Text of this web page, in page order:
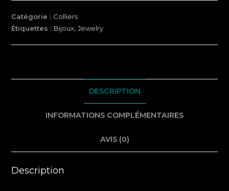
Catégorie : Colliers
Étiquettes : Bijoux,Jewelry
DESCRIPTION
INFORMATIONS COMPLÉMENTAIRES
AVIS (0)
Description